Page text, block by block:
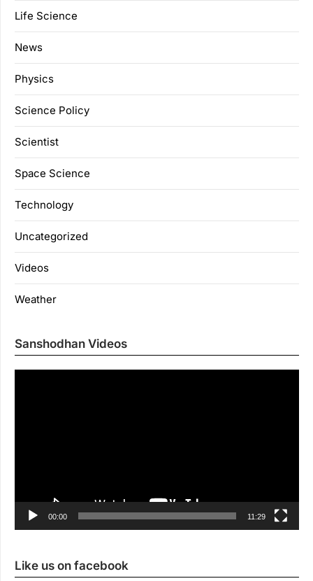
Life Science
News
Physics
Science Policy
Scientist
Space Science
Technology
Uncategorized
Videos
Weather
Sanshodhan Videos
00:00 11:29
Like us on facebook